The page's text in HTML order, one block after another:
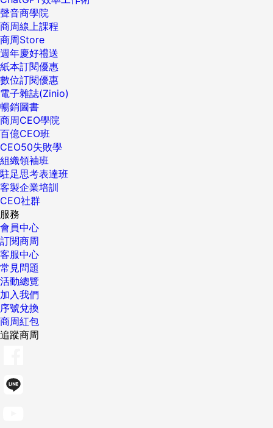
聲音商學院
商周線上課程
商周Store
週年慶好禮送
紙本訂閱優惠
數位訂閱優惠
電子雜誌(Zinio)
暢銷圖書
商周CEO學院
百億CEO班
CEO50失敗學
組織領袖班
駐足思考表達班
客製企業培訓
CEO社群
服務
會員中心
訂閱商周
客服中心
常見問題
活動總覽
加入我們
序號兌換
商周紅包
追蹤商周